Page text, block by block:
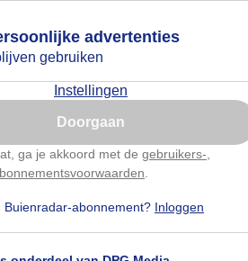
advertenties
gebruiken
Instellingen
Doorgaan
ga je akkoord met de gebruikers-
Buienradar-abonnement? Inloggen
verschijnt er zo een pop-up uit
waarin deze toestemming
gevraagd wordt.
Is goed, toon de popup
Nu niet, misschien later
en wil je niet elke dag deze pop-up
Klikhierom dit aan te passen